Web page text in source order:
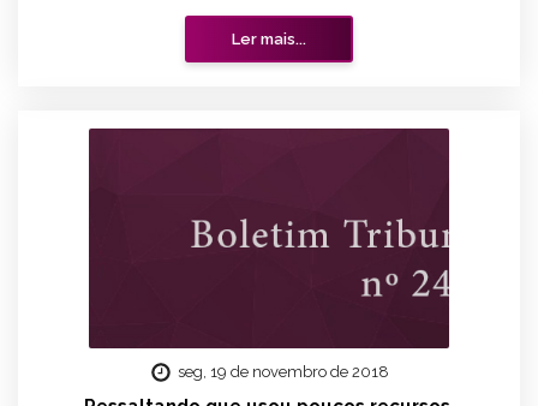
Ler mais...
seg, 19 de novembro de 2018